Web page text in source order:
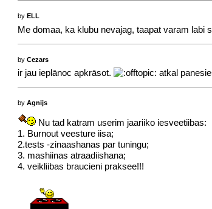
byELL
Me domaa, ka klubu nevajag, taapat varam labi
byCezars
ir jau ieplānoc apkrāsot. atkal
byAgnijs
Nu tad katram userim jaariiko iesveetiibas:
1. Burnout veesture iisa;
2.tests -zinaashanas par tuningu;
3. mashiinas atraadiishana;
4. veikliibas braucieni praksee!!!